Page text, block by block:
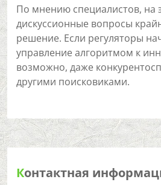
По мнению специалистов, на
дискуссионные вопросы
решение. Если регуляторы
управление алгоритмом к
возможно, даже
другими поисковиками.
Контактная